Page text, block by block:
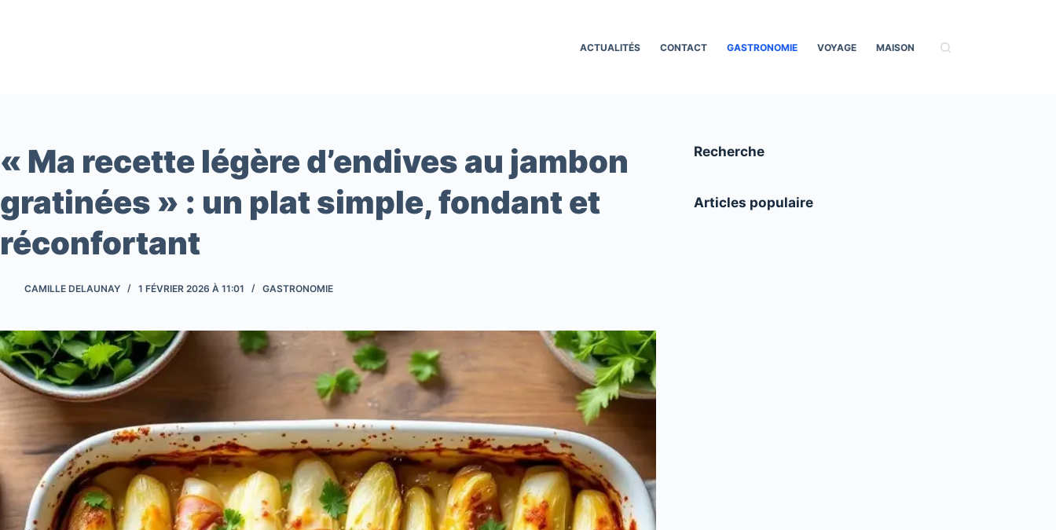
ACTUALITÉS CONTACT GASTRONOMIE VOYAGE MAISON
« Ma recette légère d’endives au jambon
gratinées » : un plat simple, fondant et
réconfortant
CAMILLE DELAUNAY 1 FÉVRIER 2026 À 11:01 GASTRONOMIE
Recherche
Articles populaire